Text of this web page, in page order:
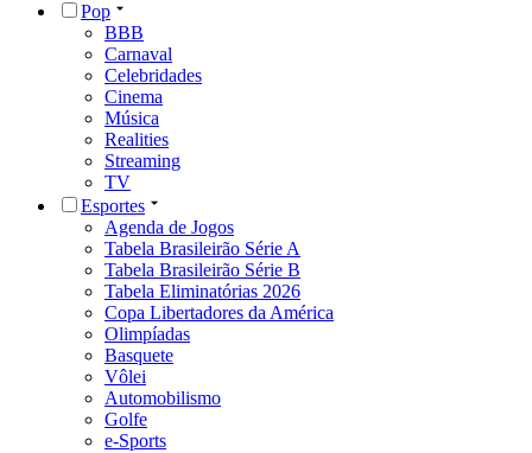
Pop
BBB
Carnaval
Celebridades
Cinema
Música
Realities
Streaming
TV
Esportes
Agenda de Jogos
Tabela Brasileirão Série A
Tabela Brasileirão Série B
Tabela Eliminatórias 2026
Copa Libertadores da América
Olimpíadas
Basquete
Vôlei
Automobilismo
Golfe
e-Sports